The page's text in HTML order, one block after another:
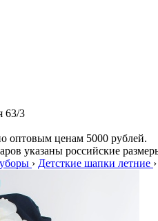
63/3
оптовым ценам 5000 рублей.
указаны российские
› Детсткие шапки летние ›